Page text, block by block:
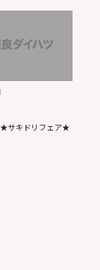
★サキドリフェア★